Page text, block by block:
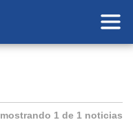
mostrando 1 de 1 noticias